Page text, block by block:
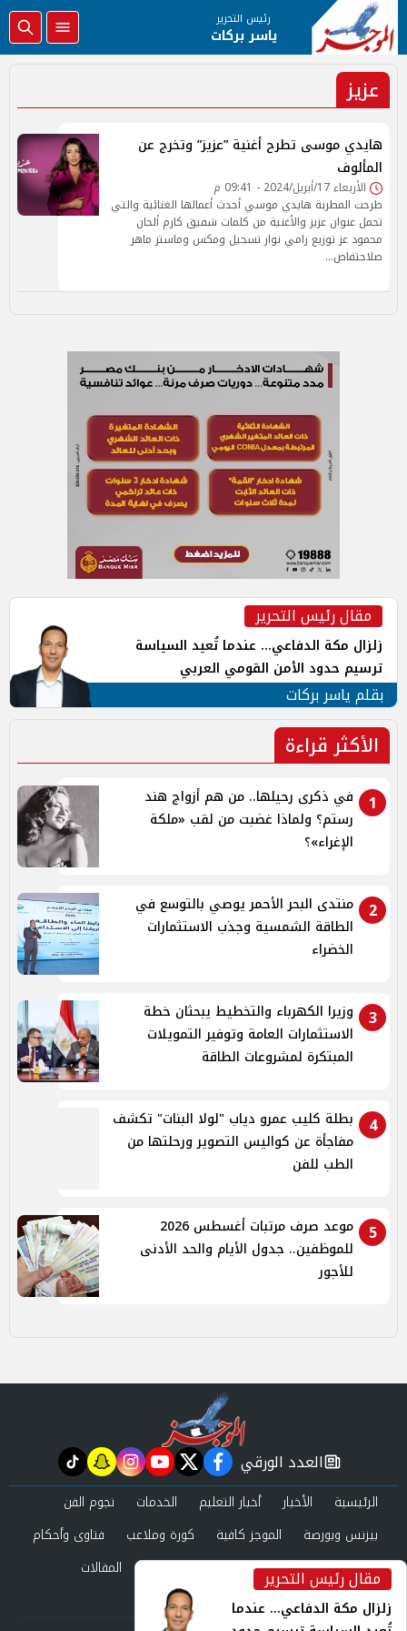
رئيس التحرير
ياسر بركات
عزيز
هايدي موسى تطرح أغنية ”عزيز” وتخرج عن
المألوف
الأربعاء 17/أبريل/2024 - 09:41 م
طرحت المطربة هايدي موسي أحدث أعمالها الغنائية والتي
تحمل عنوان عزيز والأغنية من كلمات شفيق كارم ألحان
محمود عز توزيع رامي نوار تسجيل ومكس وماستر ماهر
صلاحتفاص…
مقال رئيس التحرير
زلزال مكة الدفاعي... عندما تُعيد السياسة
ترسيم حدود الأمن القومي العربي
بقلم ياسر بركات
الأكثر قراءة
1
في ذكرى رحيلها.. من هم أزواج هند
رستم؟ ولماذا غضبت من لقب «ملكة
الإغراء»؟
2
منتدى البحر الأحمر يوصي بالتوسع في
الطاقة الشمسية وجذب الاستثمارات
الخضراء
3
وزيرا الكهرباء والتخطيط يبحثان خطة
الاستثمارات العامة وتوفير التمويلات
المبتكرة لمشروعات الطاقة
4
بطلة كليب عمرو دياب "لولا البنات" تكشف
مفاجأة عن كواليس التصوير ورحلتها من
الطب للفن
5
موعد صرف مرتبات أغسطس 2026
للموظفين.. جدول الأيام والحد الأدنى
للأجور
مقال رئيس التحرير
زلزال مكة الدفاعي... عندما
newspaper
العدد الورقي facebook
twitter
youtube
instagram
snapchat
tiktok
الرئيسية الأخبار أخبار التعليم الخدمات
نجوم الفن
بيزنس وبورصة
الموجز كافية كورة وملاعب
فتاوى وأحكام
صحة وجمال
عرب وعالم حوادث ومحاكم
المقالات
العدد الورقي